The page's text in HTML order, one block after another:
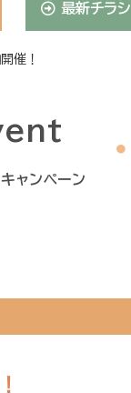
最新チラシ
催！
キャンペーン